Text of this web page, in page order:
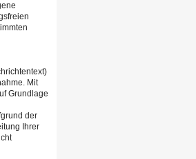
Mit
Grundlage
der
Ihrer